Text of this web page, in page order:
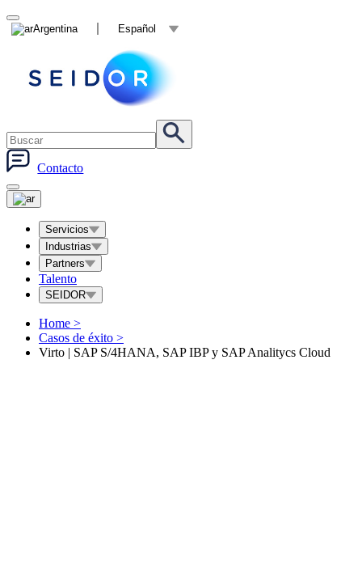
Argentina Español
Contacto
Servicios
Industrias
Partners
Talento
SEIDOR
Home >
Casos de éxito >
Virto | SAP S/4HANA, SAP IBP y SAP Analitycs Cloud